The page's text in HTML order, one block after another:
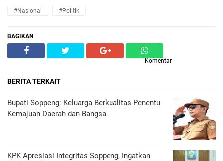
#Nasional #Politik
BAGIKAN
Komentar
BERITA TERKAIT
Bupati Soppeng: Keluarga Berkualitas Penentu
Kemajuan Daerah dan Bangsa
KPK Apresiasi Integritas Soppeng, Ingatkan